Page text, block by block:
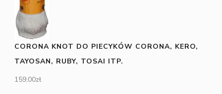
CORONA KNOT DO PIECYKÓW CORONA, KERO,
TAYOSAN, RUBY, TOSAI ITP.
159,00zł